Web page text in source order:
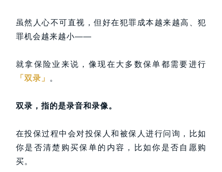
虽然人心不可直视，但好在犯罪成本越来越高、犯
罪机会越来越小——
就拿保险业来说，像现在大多数保单都需要进行
「双录」
。
双录，指的是录音和录像。
在投保过程中会对投保人和被保人进行问询，比如
你是否清楚购买保单的内容，比如你是否自愿购
买。